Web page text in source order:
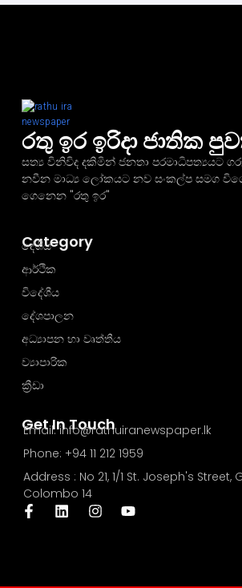
රතු ඉර ඉරිදා ජාතික
සත්‍ය විනිවිද දකිමින් ජනතා පරමාධිපත්‍යයට
නවීන මාධ්‍ය ලෝකයට නව සංකල්ප සමග
ගෙනෙන "රතු ඉර"
Get In Touch
Email: info@rathuiranewspaper.lk
Phone: +94 11 212 1959
Address : No 21, 1/1 St. Joseph's
Colombo 14
Category
දේශීය
ආර්ථික
විදේශීය
දේශපාලන
අධ්‍යාපන හා වෘත්තීය
ව්‍යාපාරික
ක්‍රීඩා